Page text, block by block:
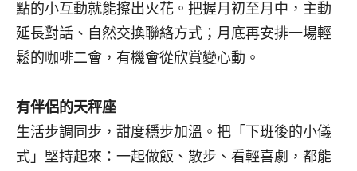
點的小互動就能擦出火花。把握月初至月中，主動
延長對話、自然交換聯絡方式；月底再安排一場輕
鬆的咖啡二會，有機會從欣賞變心動。
有伴侶的天秤座
生活步調同步，甜度穩步加溫。把「下班後的小儀
式」堅持起來：一起做飯、散步、看輕喜劇，都能